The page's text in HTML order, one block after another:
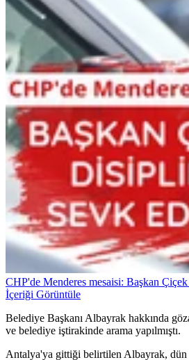
CHP'de Menderes mesaisi: Başkan
İçeriği Görüntüle
Belediye Başkanı Albayrak hakkında
ve belediye iştirakinde arama yapılmıştı.
Antalya'ya gittiği belirtilen Albayrak,